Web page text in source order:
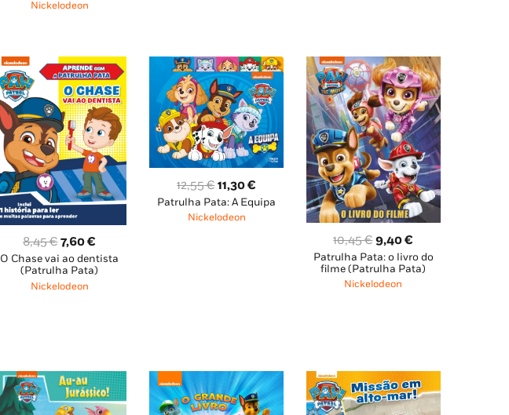
Nickelodeon
8,45€O
preço
original
7,60€
preço
atual
O Chase vai ao dentista
(Patrulha Pata)
Nickelodeon
12,55€ O
preço
original
11,30€
preço
Patrulha Pata: A Equipa
Nickelodeon
10,45€O
preço
original
9,40€
preço
atual
Patrulha Pata: o livro do
filme (Patrulha Pata)
Nickelodeon